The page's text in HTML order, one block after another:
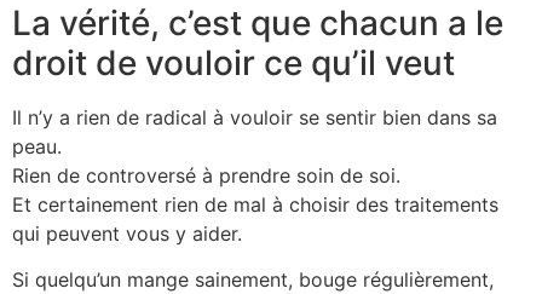
La vérité, c’est que chacun a le
droit de vouloir ce qu’il veut
Il n’y a rien de radical à vouloir se sentir bien dans sa
peau.
Rien de controversé à prendre soin de soi.
Et certainement rien de mal à choisir des traitements
qui peuvent vous y aider.
Si quelqu’un mange sainement, bouge régulièrement,